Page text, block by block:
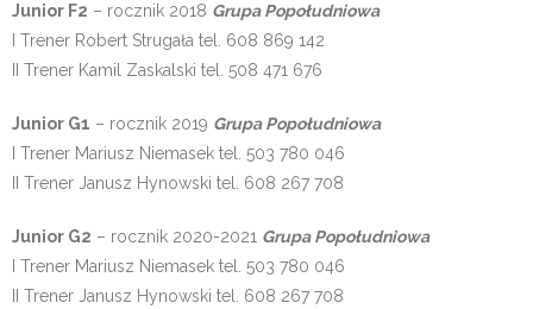
Junior F2 – rocznik 2018 Grupa Popołudniowa
I Trener Robert Strugała tel. 608 869 142
II Trener Kamil Zaskalski tel. 508 471 676
Junior G1 – rocznik 2019 Grupa Popołudniowa
I Trener Mariusz Niemasek tel. 503 780 046
II Trener Janusz Hynowski tel. 608 267 708
Junior G2 – rocznik 2020-2021 Grupa Popołudniowa
I Trener Mariusz Niemasek tel. 503 780 046
II Trener Janusz Hynowski tel. 608 267 708